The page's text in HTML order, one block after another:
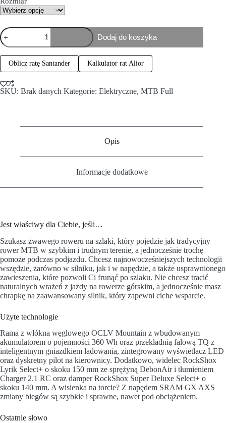
Dodaj do koszyka
Oblicz ratę Santander Kalkulator rat Alior
SKU: Brak danych Kategorie: Elektryczne, MTB Full
Opis
Informacje dodatkowe
Jest właściwy dla Ciebie, jeśli…
Szukasz żwawego roweru na szlaki, który pojedzie jak tradycyjny
rower MTB w szybkim i trudnym terenie, a jednocześnie trochę
pomoże podczas podjazdu. Chcesz najnowocześniejszych technologii
wszędzie, zarówno w silniku, jak i w napędzie, a także usprawnionego
zawieszenia, które pozwoli Ci frunąć po szlaku. Nie chcesz tracić
naturalnych wrażeń z jazdy na rowerze górskim, a jednocześnie masz
chrapkę na zaawansowany silnik, który zapewni ciche wsparcie.
Użyte technologie
Rama z włókna węglowego OCLV Mountain z wbudowanym
akumulatorem o pojemności 360 Wh oraz przekładnią falową TQ z
inteligentnym gniazdkiem ładowania, zintegrowany wyświetlacz LED
oraz dyskretny pilot na kierownicy. Dodatkowo, widelec RockShox
Lyrik Select+ o skoku 150 mm ze sprężyną DebonAir i tłumieniem
Charger 2.1 RC oraz damper RockShox Super Deluxe Select+ o
skoku 140 mm. A wisienka na torcie? Z napędem SRAM GX AXS
zmiany biegów są szybkie i sprawne, nawet pod obciążeniem.
Ostatnie słowo